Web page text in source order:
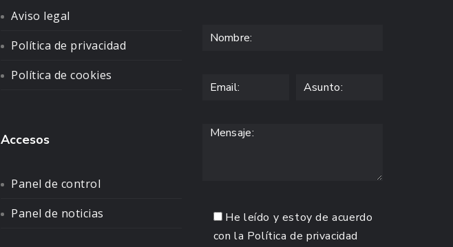
Aviso legal
Política de privacidad
Política de cookies
Accesos
Panel de control
Panel de noticias
He leído y estoy de acuerdo
con la Política de privacidad